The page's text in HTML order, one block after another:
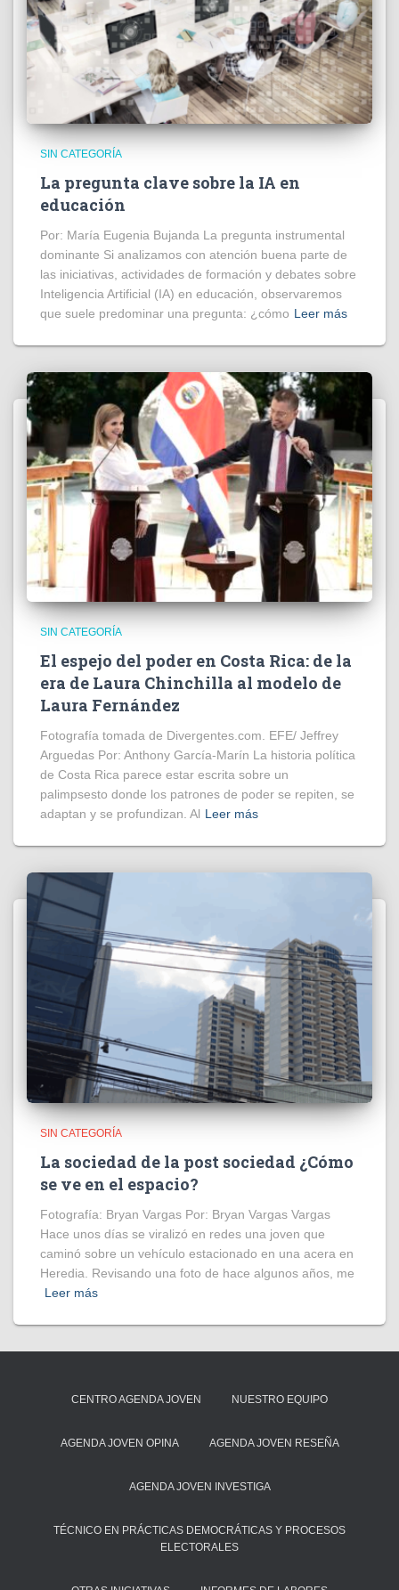
SIN CATEGORÍA
La pregunta clave sobre la IA en
educación
Por: María Eugenia Bujanda La pregunta instrumental
dominante Si analizamos con atención buena parte de
las iniciativas, actividades de formación y debates sobre
Inteligencia Artificial (IA) en educación, observaremos
que suele predominar una pregunta: ¿cómo Leer más
SIN CATEGORÍA
El espejo del poder en Costa Rica: de la
era de Laura Chinchilla al modelo de
Laura Fernández
Fotografía tomada de Divergentes.com. EFE/ Jeffrey
Arguedas Por: Anthony García-Marín La historia política
de Costa Rica parece estar escrita sobre un
palimpsesto donde los patrones de poder se repiten, se
adaptan y se profundizan. Al Leer más
SIN CATEGORÍA
La sociedad de la post sociedad ¿Cómo
se ve en el espacio?
Fotografía: Bryan Vargas Por: Bryan Vargas Vargas
Hace unos días se viralizó en redes una joven que
caminó sobre un vehículo estacionado en una acera en
Heredia. Revisando una foto de hace algunos años, me
Leer más
CENTRO AGENDA JOVEN NUESTRO EQUIPO
AGENDA JOVEN OPINA AGENDA JOVEN RESEÑA
AGENDA JOVEN INVESTIGA
TÉCNICO EN PRÁCTICAS DEMOCRÁTICAS Y PROCESOS
ELECTORALES